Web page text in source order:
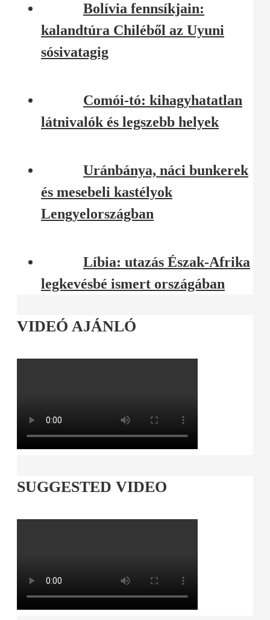
Bolívia fennsíkjain:
kalandtúra Chiléből az Uyuni
sósivatagig
Comói-tó: kihagyhatatlan
látnivalók és legszebb helyek
Uránbánya, náci bunkerek
és mesebeli kastélyok
Lengyelországban
Líbia: utazás Észak-Afrika
legkevésbé ismert országában
VIDEÓ AJÁNLÓ
SUGGESTED VIDEO